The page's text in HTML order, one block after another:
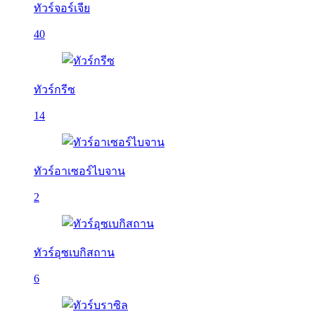
ทัวร์จอร์เจีย
40
ทัวร์กรีซ
14
ทัวร์อาเซอร์ไบจาน
2
ทัวร์อุซเบกิสถาน
6